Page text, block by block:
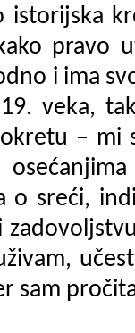
pravo
i ima
veka,
– mi
o sreći,
sam